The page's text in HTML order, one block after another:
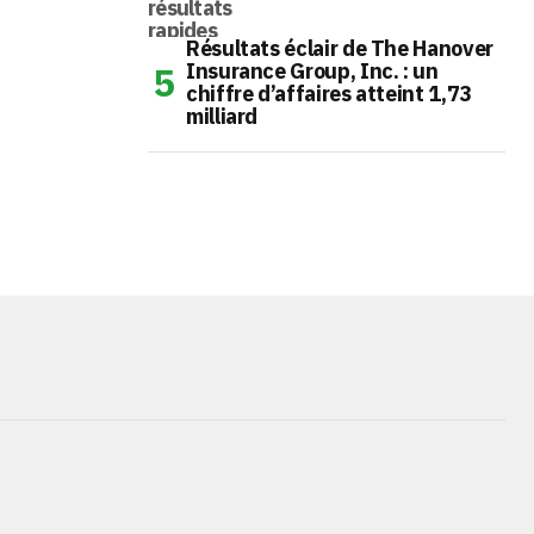
Résultats éclair de The Hanover
Insurance Group, Inc. : un
chiffre d’affaires atteint 1,73
milliard